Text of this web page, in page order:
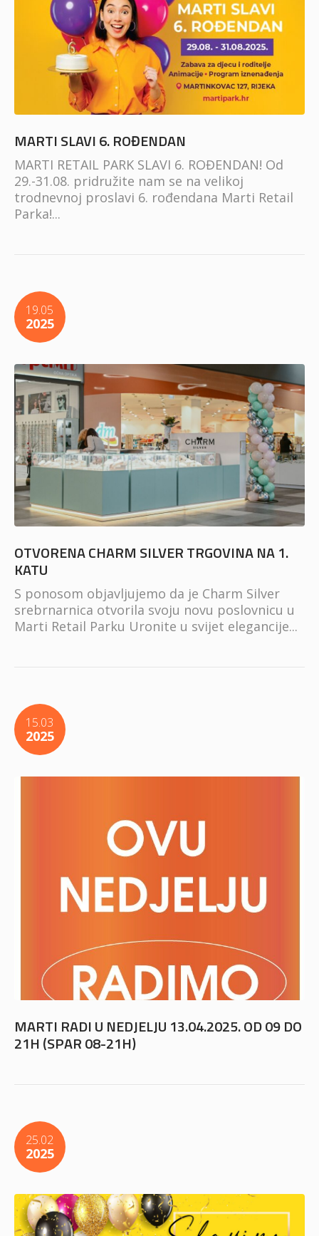
MARTI SLAVI 6. ROĐENDAN
MARTI RETAIL PARK SLAVI 6. ROĐENDAN! Od
29.-31.08. pridružite nam se na velikoj
trodnevnoj proslavi 6. rođendana Marti Retail
Parka!...
19.05
2025
OTVORENA CHARM SILVER TRGOVINA NA 1.
KATU
S ponosom objavljujemo da je Charm Silver
srebrnarnica otvorila svoju novu poslovnicu u
Marti Retail Parku Uronite u svijet elegancije...
15.03
2025
MARTI RADI U NEDJELJU 13.04.2025. OD 09 DO
21H (SPAR 08-21H)
25.02
2025